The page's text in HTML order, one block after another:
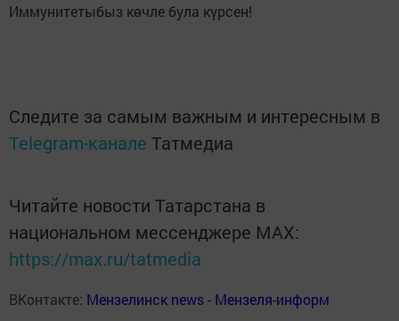
Иммунитетыбыз көчле була күрсен!
Следите за самым важным и интересным в
Telegram-канале Татмедиа
Читайте новости Татарстана в
национальном мессенджере MАХ:
https://max.ru/tatmedia
ВКонтакте: Мензелинск news - Мензеля-информ